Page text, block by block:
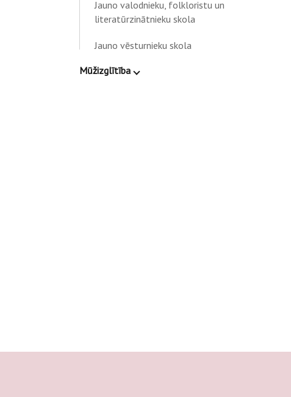
Jauno valodnieku, folkloristu un
literatūrzinātnieku skola
Jauno vēsturnieku skola
Mūžizglītība